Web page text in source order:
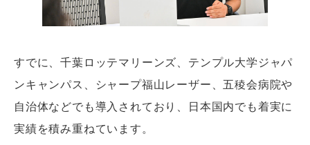
すでに、千葉ロッテマリーンズ、テンプル大学ジャパ
ンキャンパス、シャープ福山レーザー、五稜会病院や
自治体などでも導入されており、日本国内でも着実に
実績を積み重ねています。